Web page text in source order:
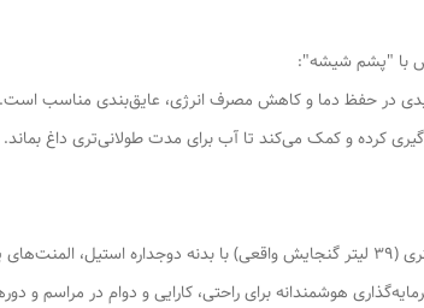
در حفظ دما و کاهش مصرف انرژی، عایق‌بندی مناسب
کرده و کمک می‌کند تا آب برای مدت طولانی‌تری داغ
هوشمندانه برای راحتی، کارایی و دوام در مراسم